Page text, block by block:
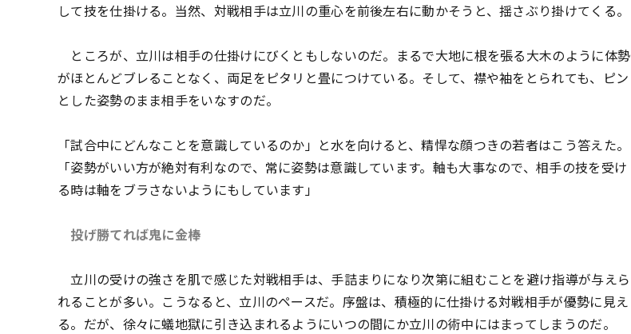
して技を仕掛ける。当然、対戦相手は立川の重心を前後左右に動かそうと、揺さぶり掛けてくる。
ところが、立川は相手の仕掛けにびくともしないのだ。まるで大地に根を張る大木のように体勢
がほとんどブレることなく、両足をピタリと畳につけている。そして、襟や袖をとられても、ピン
とした姿勢のまま相手をいなすのだ。
「試合中にどんなことを意識しているのか」と水を向けると、精悍な顔つきの若者はこう答えた。
「姿勢がいい方が絶対有利なので、常に姿勢は意識しています。軸も大事なので、相手の技を受け
る時は軸をブラさないようにもしています」
投げ勝てれば鬼に金棒
立川の受けの強さを肌で感じた対戦相手は、手詰まりになり次第に組むことを避け指導が与えら
れることが多い。こうなると、立川のペースだ。序盤は、積極的に仕掛ける対戦相手が優勢に見え
る。だが、徐々に蟻地獄に引き込まれるようにいつの間にか立川の術中にはまってしまうのだ。